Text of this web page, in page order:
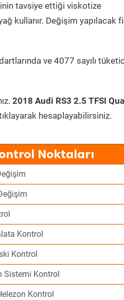
tavsiye ettiği viskotize
kullanır. Değişim yapılacak
ve 4077 sayılı
2018 Audi RS3 2.5 TFSI
hesaplayabilirsiniz.
Noktaları
Kontrol
Kontrol
Sistemi Kontrol
Kontrol